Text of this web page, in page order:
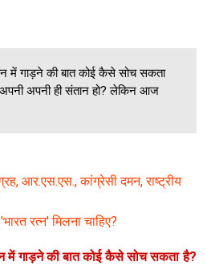
में गाड़ने की बात कोई कैसे सोच सकता
अपनी ही संतान हो? लेकिन आज
आर.एस.एस., कांग्रेसी दमन, राष्‍ट्रीय
रत्‍न' मिलना चाहिए?
में गाड़ने की बात कोई कैसे सोच सकता है?